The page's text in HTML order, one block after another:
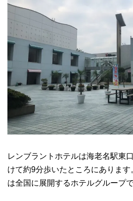
レンブラントホテルは海老名駅東
けて約9分歩いたところにありま
は全国に展開するホテルグループで